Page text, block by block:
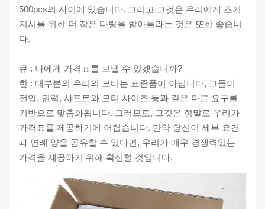
500pcs의 사이에 있습니다. 그리고 그것은 우리에게 초기
지시를 위한 더 작은 다량을 받아들라는 것은 또한 좋습니
다.
큐 : 나에게 가격표를 보낼 수 있겠습니까?
한 : 대부분의 우리의 모터는 표준품이 아닙니다, 그들이
전압, 권력, 샤프트와 모터 사이즈 등과 같은 다른 요구를
기반으로 맞춤화됩니다. 그러므로, 그것은 정말로 우리가
가격표를 제공하기에 어렵습니다. 만약 당신이 세부 요건
과 연례 양을 공유할 수 있다면, 우리가 매우 경쟁력있는
가격을 제공하기 위해 확신할 것입니다.